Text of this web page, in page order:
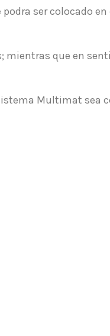
ser colocado
mientras que en
Multimat sea